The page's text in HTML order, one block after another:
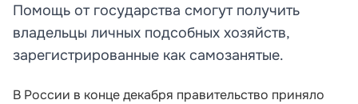
Помощь от государства смогут получить
владельцы личных подсобных хозяйств,
зарегистрированные как самозанятые.
В России в конце декабря правительство приняло